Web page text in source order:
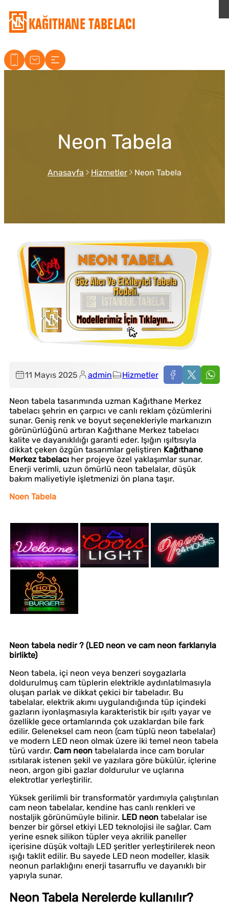
Neon Tabela
Anasayfa Hizmetler Neon Tabela
11 Mayıs 2025 admin Hizmetler
Neon tabela tasarımında uzman Kağıthane Merkez
tabelacı şehrin en çarpıcı ve canlı reklam çözümlerini
sunar. Geniş renk ve boyut seçenekleriyle markanızın
görünürlüğünü artıran Kağıthane Merkez tabelacı
kalite ve dayanıklılığı garanti eder. Işığın ışıltısıyla
dikkat çeken özgün tasarımlar geliştiren Kağıthane
Merkez tabelacı her projeye özel yaklaşımlar sunar.
Enerji verimli, uzun ömürlü neon tabelalar, düşük
bakım maliyetiyle işletmenizi ön plana taşır.
Noen Tabela
Neon tabela nedir ? (LED neon ve cam neon farklarıyla
birlikte)
Neon tabela, içi neon veya benzeri soygazlarla
doldurulmuş cam tüplerin elektrikle aydınlatılmasıyla
oluşan parlak ve dikkat çekici bir tabeladır. Bu
tabelalar, elektrik akımı uygulandığında tüp içindeki
gazların iyonlaşmasıyla karakteristik bir ışıltı yayar ve
özellikle gece ortamlarında çok uzaklardan bile fark
edilir. Geleneksel cam neon (cam tüplü neon tabelalar)
ve modern LED neon olmak üzere iki temel neon tabela
türü vardır. Cam neon tabelalarda ince cam borular
ısıtılarak istenen şekil ve yazılara göre bükülür, içlerine
neon, argon gibi gazlar doldurulur ve uçlarına
elektrotlar yerleştirilir.
Yüksek gerilimli bir transformatör yardımıyla çalıştırılan
cam neon tabelalar, kendine has canlı renkleri ve
nostaljik görünümüyle bilinir. LED neon tabelalar ise
benzer bir görsel etkiyi LED teknolojisi ile sağlar. Cam
yerine esnek silikon tüpler veya akrilik paneller
içerisine düşük voltajlı LED şeritler yerleştirilerek neon
ışığı taklit edilir. Bu sayede LED neon modeller, klasik
neonun parlaklığını enerji tasarruflu ve dayanıklı bir
yapıyla sunar.
Neon Tabela Nerelerde kullanılır?